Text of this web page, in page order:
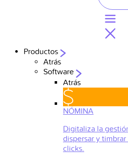
Productos
Atrás
Software
Atrás
NÓMINA
Digitaliza la
dispersar y
clicks.